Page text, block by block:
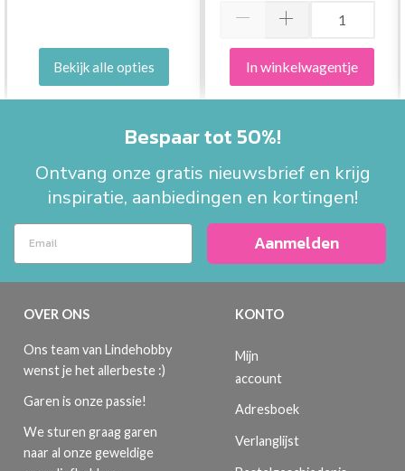
Bekijk alle opties In winkelwagentje
Bespaar tot 50%!
Ontvang onze gratis nieuwsbrief en krijg
inspiratie, aanbiedingen en kortingen!
Aanmelden
OVER ONS
Ons team van Lindehobby
wenst je het allerbeste :)
Garen is onze passie!
We sturen graag garen
naar al onze geweldige
KONTO
Mijn
account
Adresboek
Verlanglijst